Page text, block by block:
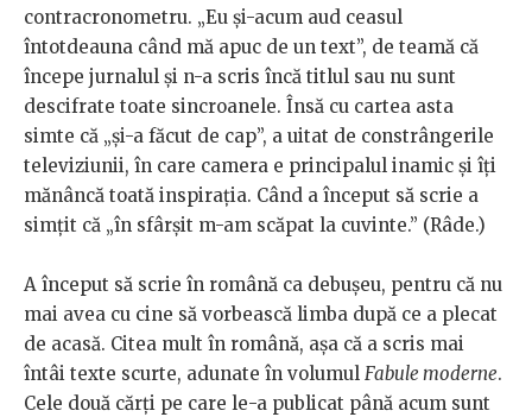
contracronometru. „Eu și-acum aud ceasul
întotdeauna când mă apuc de un text”, de teamă că
începe jurnalul și n-a scris încă titlul sau nu sunt
descifrate toate sincroanele. Însă cu cartea asta
simte că „și-a făcut de cap”, a uitat de constrângerile
televiziunii, în care camera e principalul inamic și îți
mănâncă toată inspirația. Când a început să scrie a
simțit că „în sfârșit m-am scăpat la cuvinte.” (Râde.)
A început să scrie în română ca debușeu, pentru că nu
mai avea cu cine să vorbească limba după ce a plecat
de acasă. Citea mult în română, așa că a scris mai
întâi texte scurte, adunate în volumul Fabule moderne.
Cele două cărți pe care le-a publicat până acum sunt